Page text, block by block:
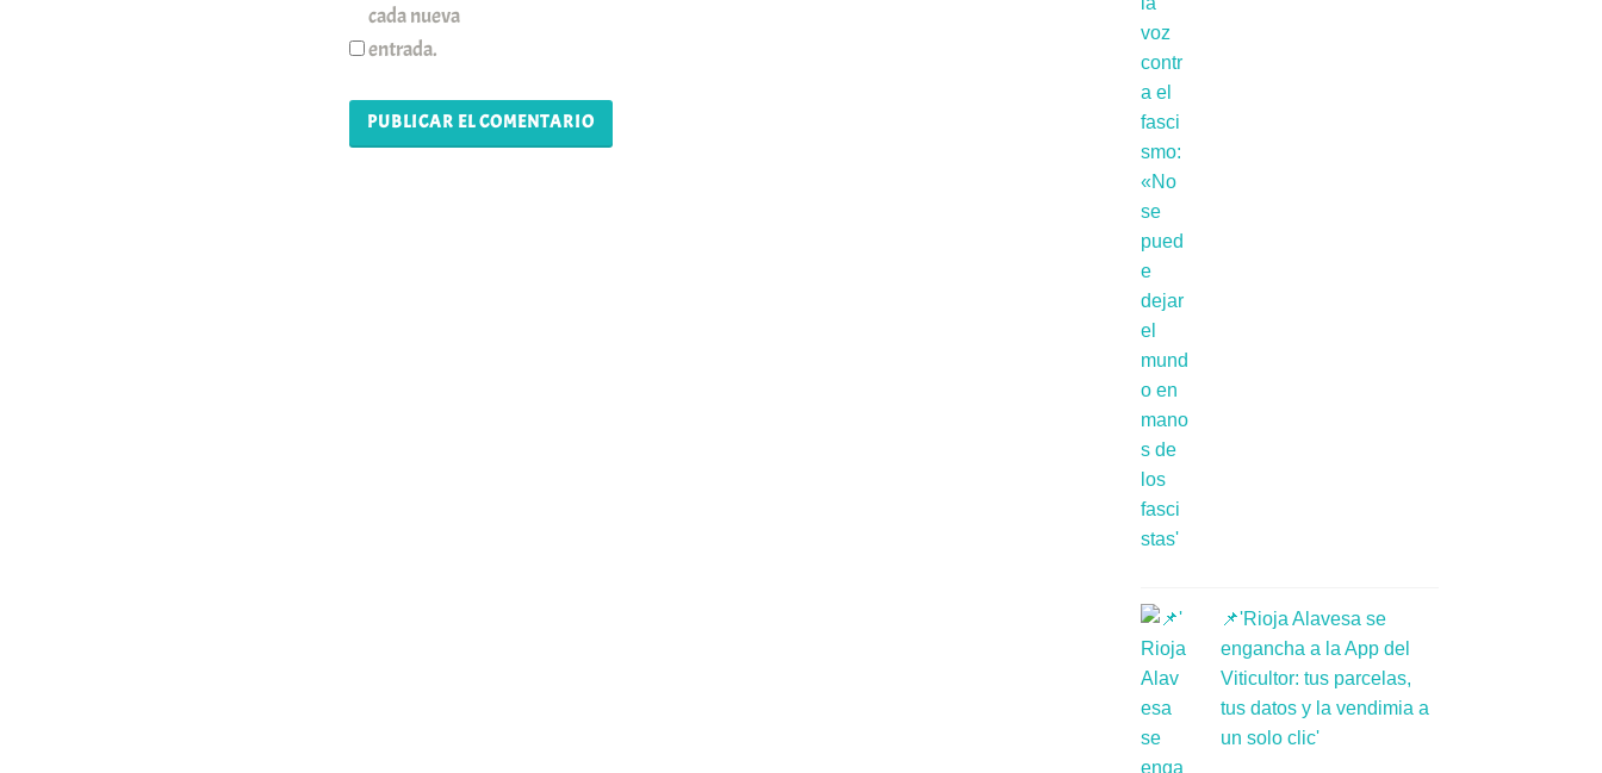
cada nueva
entrada.
📌'Rioja Alavesa se
engancha a la App del
Viticultor: tus parcelas,
tus datos y la vendimia a
un solo clic'